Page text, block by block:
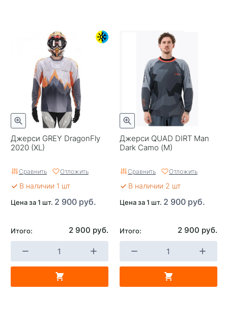
Джерси GREY DragonFly
2020 (XL)
Сравнить Отложить
В наличии 1 шт
Цена за 1 шт. 2 900 руб.
Итого: 2 900 руб.
Джерси QUAD DIRT Man
Dark Camo (M)
Сравнить Отложить
В наличии 2 шт
Цена за 1 шт. 2 900 руб.
Итого: 2 900 руб.